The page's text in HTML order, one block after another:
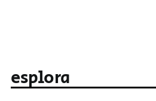
esplora